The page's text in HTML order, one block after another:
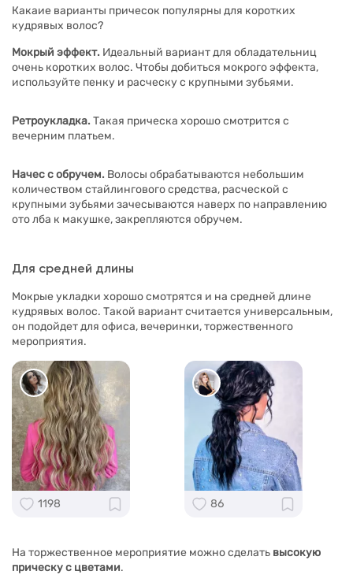
Какаие варианты причесок популярны для коротких
кудрявых волос?
Мокрый эффект. Идеальный вариант для обладательниц
очень коротких волос. Чтобы добиться мокрого эффекта,
используйте пенку и расческу с крупными зубьями.
Ретроукладка. Такая прическа хорошо смотрится с
вечерним платьем.
Начес с обручем. Волосы обрабатываются небольшим
количеством стайлингового средства, расческой с
крупными зубьями зачесываются наверх по направлению
ото лба к макушке, закрепляются обручем.
Для средней длины
Мокрые укладки хорошо смотрятся и на средней длине
кудрявых волос. Такой вариант считается универсальным,
он подойдет для офиса, вечеринки, торжественного
мероприятия.
1198 86
На торжественное мероприятие можно сделать высокую
прическу с цветами.